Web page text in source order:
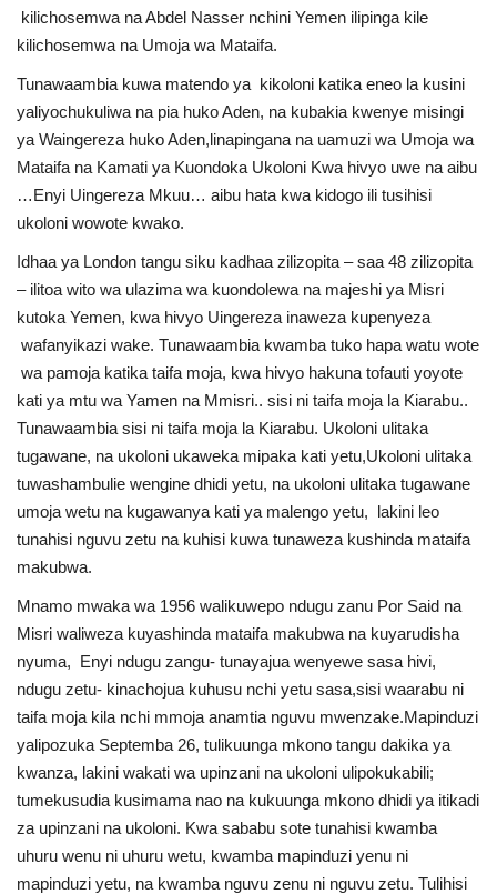
kilichosemwa na Abdel Nasser nchini Yemen ilipinga kile
kilichosemwa na Umoja wa Mataifa.
Tunawaambia kuwa matendo ya kikoloni katika eneo la kusini
yaliyochukuliwa na pia huko Aden, na kubakia kwenye misingi
ya Waingereza huko Aden,linapingana na uamuzi wa Umoja wa
Mataifa na Kamati ya Kuondoka Ukoloni Kwa hivyo uwe na aibu
…Enyi Uingereza Mkuu… aibu hata kwa kidogo ili tusihisi
ukoloni wowote kwako.
Idhaa ya London tangu siku kadhaa zilizopita – saa 48 zilizopita
– ilitoa wito wa ulazima wa kuondolewa na majeshi ya Misri
kutoka Yemen, kwa hivyo Uingereza inaweza kupenyeza
wafanyikazi wake. Tunawaambia kwamba tuko hapa watu wote
wa pamoja katika taifa moja, kwa hivyo hakuna tofauti yoyote
kati ya mtu wa Yamen na Mmisri.. sisi ni taifa moja la Kiarabu..
Tunawaambia sisi ni taifa moja la Kiarabu. Ukoloni ulitaka
tugawane, na ukoloni ukaweka mipaka kati yetu,Ukoloni ulitaka
tuwashambulie wengine dhidi yetu, na ukoloni ulitaka tugawane
umoja wetu na kugawanya kati ya malengo yetu, lakini leo
tunahisi nguvu zetu na kuhisi kuwa tunaweza kushinda mataifa
makubwa.
Mnamo mwaka wa 1956 walikuwepo ndugu zanu Por Said na
Misri waliweza kuyashinda mataifa makubwa na kuyarudisha
nyuma, Enyi ndugu zangu- tunayajua wenyewe sasa hivi,
ndugu zetu- kinachojua kuhusu nchi yetu sasa,sisi waarabu ni
taifa moja kila nchi mmoja anamtia nguvu mwenzake.Mapinduzi
yalipozuka Septemba 26, tulikuunga mkono tangu dakika ya
kwanza, lakini wakati wa upinzani na ukoloni ulipokukabili;
tumekusudia kusimama nao na kukuunga mkono dhidi ya itikadi
za upinzani na ukoloni. Kwa sababu sote tunahisi kwamba
uhuru wenu ni uhuru wetu, kwamba mapinduzi yenu ni
mapinduzi yetu, na kwamba nguvu zenu ni nguvu zetu. Tulihisi